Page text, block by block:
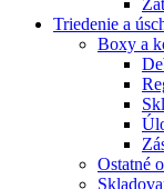
Triedenie a
Boxy a
Ostatné